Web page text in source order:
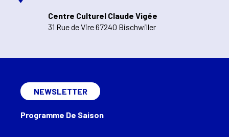
Centre Culturel Claude Vigée
31 Rue de Vire 67240 Bischwiller
NEWSLETTER
Programme De Saison